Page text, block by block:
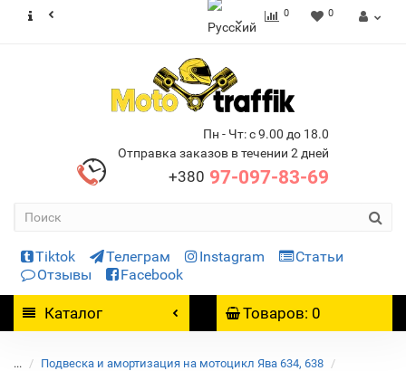
0 0
Пн - Чт: с 9.00 до 18.0
Отправка заказов в течении 2 дней
+380 97-097-83-69
Tiktok Телеграм Instagram
Статьи
Отзывы
Facebook
Каталог Товаров: 0
...
Подвеска и амортизация на мотоцикл Ява 634, 638